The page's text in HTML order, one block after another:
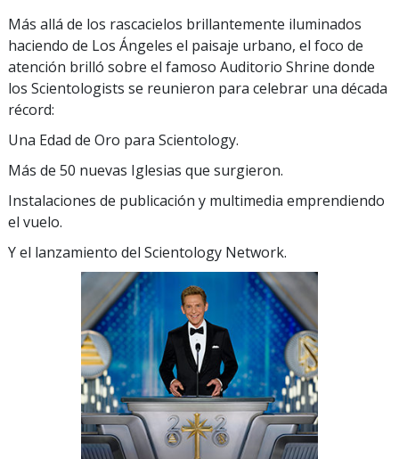
Más allá de los rascacielos brillantemente iluminados
haciendo de Los Ángeles el paisaje urbano, el foco de
atención brilló sobre el famoso Auditorio Shrine donde
los Scientologists se reunieron para celebrar una década
récord:
Una Edad de Oro para Scientology.
Más de 50 nuevas Iglesias que surgieron.
Instalaciones de publicación y multimedia emprendiendo
el vuelo.
Y el lanzamiento del Scientology Network.